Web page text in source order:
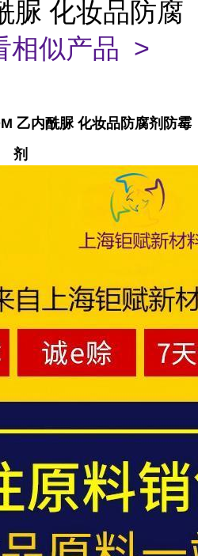
脲 化妆品防腐
相似产品 >
乙内酰脲 化妆品防腐剂防霉
剂